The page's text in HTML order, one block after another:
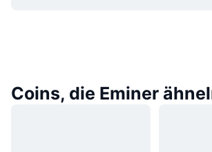
Coins, die Eminer